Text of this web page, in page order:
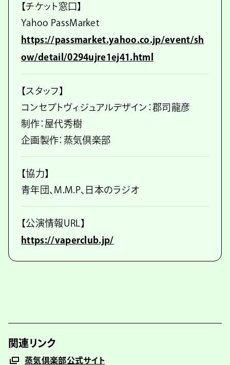
【チケット窓口】
Yahoo PassMarket
https://passmarket.yahoo.co.jp/event/sh
ow/detail/0294ujre1ej41.html
【スタッフ】
コンセプトヴィジュアルデザイン：郡司龍彦
制作：屋代秀樹
企画製作：蒸気倶楽部
【協力】
青年団、M.M.P、日本のラジオ
【公演情報URL】
https://vaperclub.jp/
関連リンク
蒸気倶楽部公式サイト